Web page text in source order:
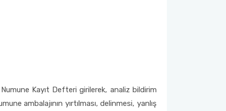
Kayıt Defteri girilerek, analiz bildirim
ambalajının yırtılması, delinmesi, yanlış